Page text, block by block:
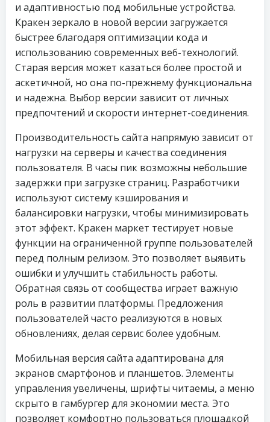
и адаптивностью под мобильные устройства.
Кракен зеркало в новой версии загружается
быстрее благодаря оптимизации кода и
использованию современных веб-технологий.
Старая версия может казаться более простой и
аскетичной, но она по-прежнему функциональна
и надежна. Выбор версии зависит от личных
предпочтений и скорости интернет-соединения.
Производительность сайта напрямую зависит от
нагрузки на серверы и качества соединения
пользователя. В часы пик возможны небольшие
задержки при загрузке страниц. Разработчики
используют систему кэширования и
балансировки нагрузки, чтобы минимизировать
этот эффект. Кракен маркет тестирует новые
функции на ограниченной группе пользователей
перед полным релизом. Это позволяет выявить
ошибки и улучшить стабильность работы.
Обратная связь от сообщества играет важную
роль в развитии платформы. Предложения
пользователей часто реализуются в новых
обновлениях, делая сервис более удобным.
Мобильная версия сайта адаптирована для
экранов смартфонов и планшетов. Элементы
управления увеличены, шрифты читаемы, а меню
скрыто в гамбургер для экономии места. Это
позволяет комфортно пользоваться площадкой